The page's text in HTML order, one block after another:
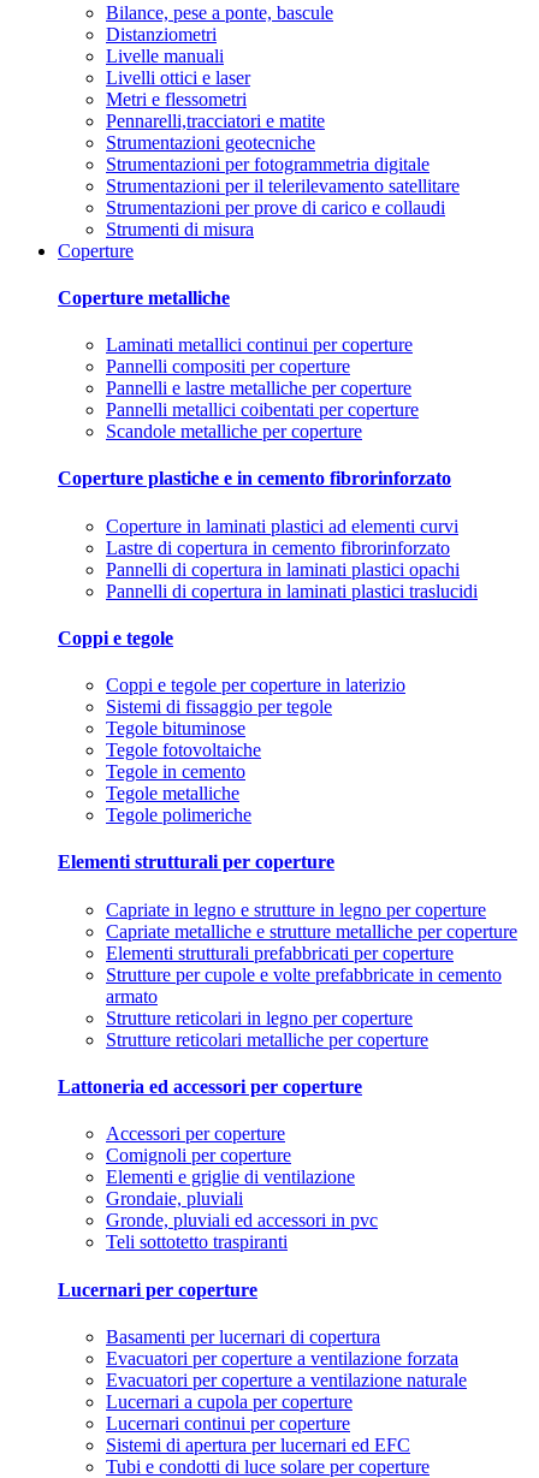
Bilance, pese a ponte, bascule
Distanziometri
Livelle manuali
Livelli ottici e laser
Metri e flessometri
Pennarelli,tracciatori e matite
Strumentazioni geotecniche
Strumentazioni per fotogrammetria digitale
Strumentazioni per il telerilevamento satellitare
Strumentazioni per prove di carico e collaudi
Strumenti di misura
Coperture
Coperture metalliche
Laminati metallici continui per coperture
Pannelli compositi per coperture
Pannelli e lastre metalliche per coperture
Pannelli metallici coibentati per coperture
Scandole metalliche per coperture
Coperture plastiche e in cemento fibrorinforzato
Coperture in laminati plastici ad elementi curvi
Lastre di copertura in cemento fibrorinforzato
Pannelli di copertura in laminati plastici opachi
Pannelli di copertura in laminati plastici traslucidi
Coppi e tegole
Coppi e tegole per coperture in laterizio
Sistemi di fissaggio per tegole
Tegole bituminose
Tegole fotovoltaiche
Tegole in cemento
Tegole metalliche
Tegole polimeriche
Elementi strutturali per coperture
Capriate in legno e strutture in legno per coperture
Capriate metalliche e strutture metalliche per coperture
Elementi strutturali prefabbricati per coperture
Strutture per cupole e volte prefabbricate in cemento
armato
Strutture reticolari in legno per coperture
Strutture reticolari metalliche per coperture
Lattoneria ed accessori per coperture
Accessori per coperture
Comignoli per coperture
Elementi e griglie di ventilazione
Grondaie, pluviali
Gronde, pluviali ed accessori in pvc
Teli sottotetto traspiranti
Lucernari per coperture
Basamenti per lucernari di copertura
Evacuatori per coperture a ventilazione forzata
Evacuatori per coperture a ventilazione naturale
Lucernari a cupola per coperture
Lucernari continui per coperture
Sistemi di apertura per lucernari ed EFC
Tubi e condotti di luce solare per coperture